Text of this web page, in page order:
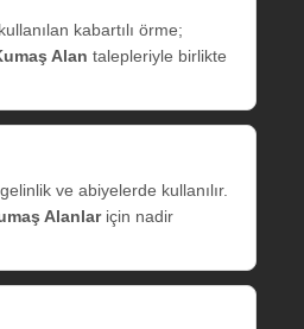
kabartılı örme;
Alan talepleriyle birlikte
ve abiyelerde kullanılır.
Alanlariçin nadir